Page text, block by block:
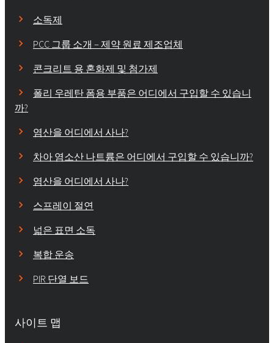
소독제
PCC 그룹 소개 – 제약 원료 제조업체
콘크리트 용 혼화제 및 첨가제
폴리 우레탄 폼용 부품은 어디에서 구입할 수 있습니
까?
염산을 어디에서 사나?
차아 염소산 나트륨은 어디에서 구입할 수 있습니까?
염산을 어디에서 사나?
스프레이 절연
넓은 표면 소독
복합 운송
PIR 단열 보드
사이트 맵